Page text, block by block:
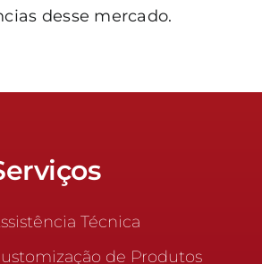
desse mercado.
Técnica
de Produtos